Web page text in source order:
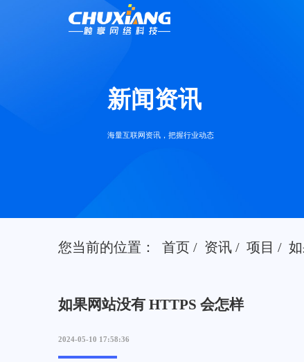
新闻资讯
海量互联网资讯，把握行业动态
您当前的位置： 首页 / 资讯 / 项目 /
如果网站没有 HTTPS 会怎样
2024-05-10 17:58:36